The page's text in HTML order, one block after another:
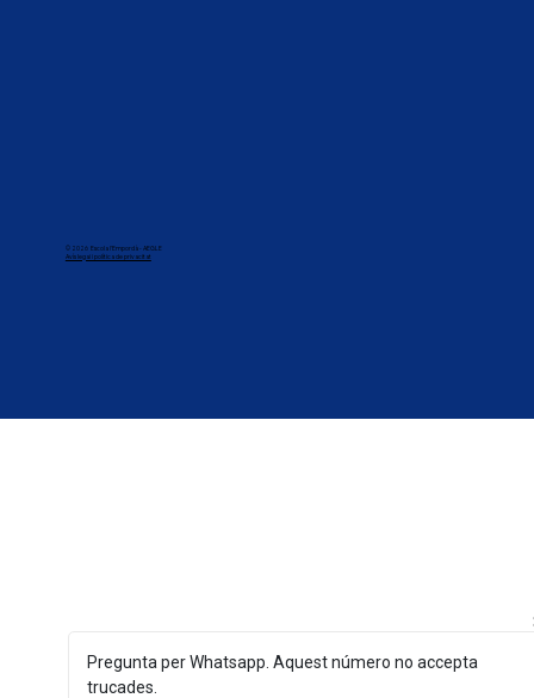
© 2026 Escola l'Empordà - AEGLE
Avís legai i política de privacitat
Pregunta per Whatsapp. Aquest número no accepta
trucades.